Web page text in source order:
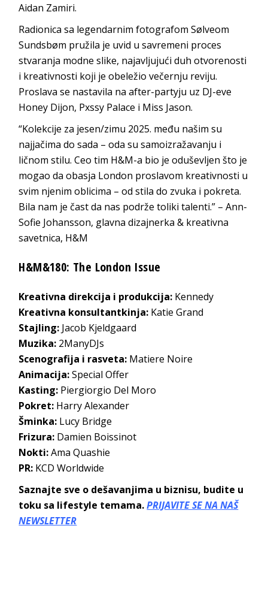
Aidan Zamiri.
Radionica sa legendarnim fotografom Sølveom
Sundsbøm pružila je uvid u savremeni proces
stvaranja modne slike, najavljujući duh otvorenosti
i kreativnosti koji je obeležio večernju reviju.
Proslava se nastavila na after-partyju uz DJ-eve
Honey Dijon, Pxssy Palace i Miss Jason.
“Kolekcije za jesen/zimu 2025. među našim su
najjačima do sada – oda su samoizražavanju i
ličnom stilu. Ceo tim H&M-a bio je oduševljen što je
mogao da obasja London proslavom kreativnosti u
svim njenim oblicima – od stila do zvuka i pokreta.
Bila nam je čast da nas podrže toliki talenti.” – Ann-
Sofie Johansson, glavna dizajnerka & kreativna
savetnica, H&M
H&M&180: The London Issue
Kreativna direkcija i produkcija: Kennedy
Kreativna konsultantkinja: Katie Grand
Stajling: Jacob Kjeldgaard
Muzika: 2ManyDJs
Scenografija i rasveta: Matiere Noire
Animacija:Special Offer
Kasting: Piergiorgio Del Moro
Pokret: Harry Alexander
Šminka: Lucy Bridge
Frizura: Damien Boissinot
Nokti:Ama Quashie
PR: KCD Worldwide
Saznajte sve o dešavanjima u biznisu, budite u
toku sa lifestyle temama.PRIJAVITE SE NA NAŠ
NEWSLETTER